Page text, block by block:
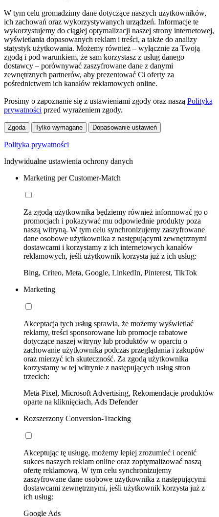
W tym celu gromadzimy dane dotyczące naszych użytkowników,
ich zachowań oraz wykorzystywanych urządzeń. Informacje te
wykorzystujemy do ciągłej optymalizacji naszej strony internetowej,
wyświetlania dopasowanych reklam i treści, a także do analizy
statystyk użytkowania. Możemy również – wyłącznie za Twoją
zgodą i pod warunkiem, że sam korzystasz z usług danego
dostawcy – porównywać zaszyfrowane dane z danymi
zewnętrznych partnerów, aby prezentować Ci oferty za
pośrednictwem ich kanałów reklamowych online.
Prosimy o zapoznanie się z ustawieniami zgody oraz naszą Polityką
prywatności przed wyrażeniem zgody.
Zgoda Tylko wymagane Dopasowanie ustawień
Polityka prywatności
Indywidualne ustawienia ochrony danych
Marketing per Customer-Match
Za zgodą użytkownika będziemy również informować go o
promocjach i pokazywać mu odpowiednie produkty poza
naszą witryną. W tym celu synchronizujemy zaszyfrowane
dane osobowe użytkownika z następującymi zewnętrznymi
dostawcami i korzystamy z ich internetowych kanałów
reklamowych, jeśli użytkownik korzysta już z ich usług:
Bing, Criteo, Meta, Google, LinkedIn, Pinterest, TikTok
Marketing
Akceptacja tych usług sprawia, że możemy wyświetlać
reklamy, treści sponsorowane lub promocje rabatowe
dotyczące naszej witryny lub produktów w oparciu o
zachowanie użytkownika podczas przeglądania i zakupów
oraz mierzyć ich skuteczność. Za zgodą użytkownika
korzystamy w tej witrynie z następujących usług stron
trzecich:
Meta-Pixel, Microsoft Advertising, Rekomendacje produktów
oparte na kliknięciach, Ads Defender
Rozszerzony Conversion-Tracking
Akceptując tę usługę, możemy lepiej zrozumieć i ocenić
sukces naszych reklam online oraz zoptymalizować naszą
ofertę reklamową. W tym celu synchronizujemy
zaszyfrowane dane osobowe użytkownika z następującymi
dostawcami zewnętrznymi, jeśli użytkownik korzysta już z
ich usług:
Google Ads